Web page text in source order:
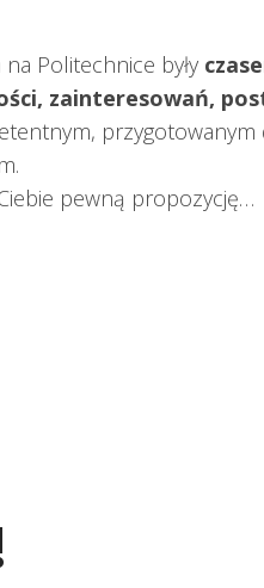
Politechnice były
zainteresowań,
pewną propozycję…